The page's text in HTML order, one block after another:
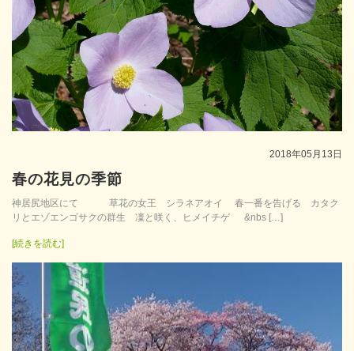
2018年05月13日
春の花見の季節
神居尻地区にて 草花の女王 シラネアオイ 春一番を告げる カタク
リとエゾエンゴサクの群生 凜と咲く、ヒメイチゲ &nbs […]
[続きを読む]